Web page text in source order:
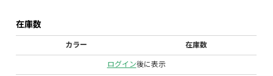
在庫数
カラー 在庫数
ログイン後に表示